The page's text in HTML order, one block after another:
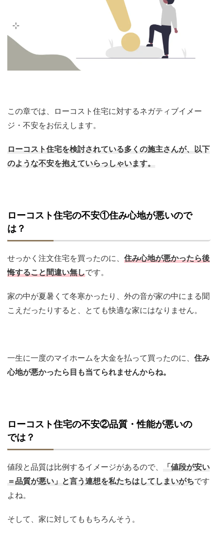
この章では、ローコスト住宅に対するネガティブイメー
ジ・不安をお伝えします。
ローコスト住宅を検討されている多くの施主さんが、以下
のような不安を抱えていらっしゃいます。
ローコスト住宅の不安①住み心地が悪いので
は？
せっかく注文住宅を買ったのに、 住み心地が悪かったら後
悔すること間違い無しです。
家の中が夏暑くて冬寒かったり、外の音が家の中にまる聞
こえだったりすると、とても快適な家にはなりません。
一生に一度のマイホームを大金を払って買ったのに、 住み
心地が悪かったら目も当てられませんからね。
ローコスト住宅の不安②品質・性能が悪いの
では？
値段と品質は比例するイメージがあるので、
「値段が安い
＝品質が悪い」と言う連想を私たちはしてしまいがちです
よね。
そして、家に対してももちろんそう。